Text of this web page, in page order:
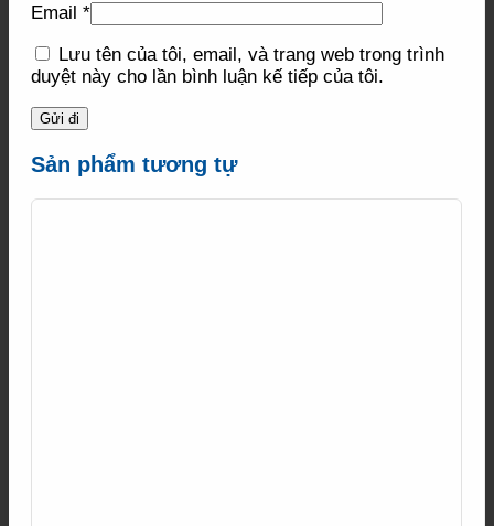
Email *
Lưu tên của tôi, email, và trang web trong trình
duyệt này cho lần bình luận kế tiếp của tôi.
Sản phẩm tương tự